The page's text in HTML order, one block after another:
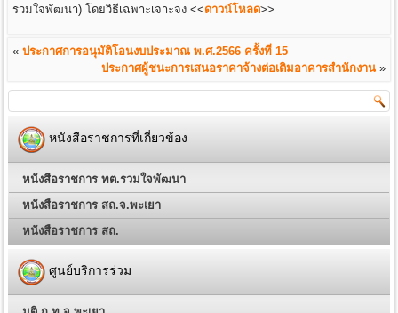
รวมใจพัฒนา) โดยวิธีเฉพาะเจาะจง<<ดาวน์โหลด>>
«ประกาศการอนุมัติโอนงบประมาณ พ.ศ.2566 ครั้งที่ 15
ประกาศผู้ชนะการเสนอราคาจ้างต่อเติมอาคารสำนักงาน»
หนังสือราชการที่เกี่ยวข้อง
หนังสือราชการ ทต.รวมใจพัฒนา
หนังสือราชการ สถ.จ.พะเยา
หนังสือราชการ สถ.
ศูนย์บริการร่วม